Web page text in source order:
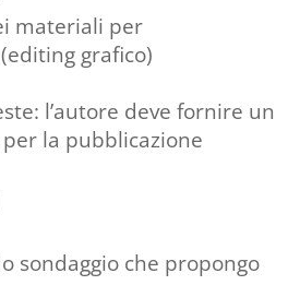
materiali per
grafico)
l’autore deve fornire un
la pubblicazione
sondaggio che propongo